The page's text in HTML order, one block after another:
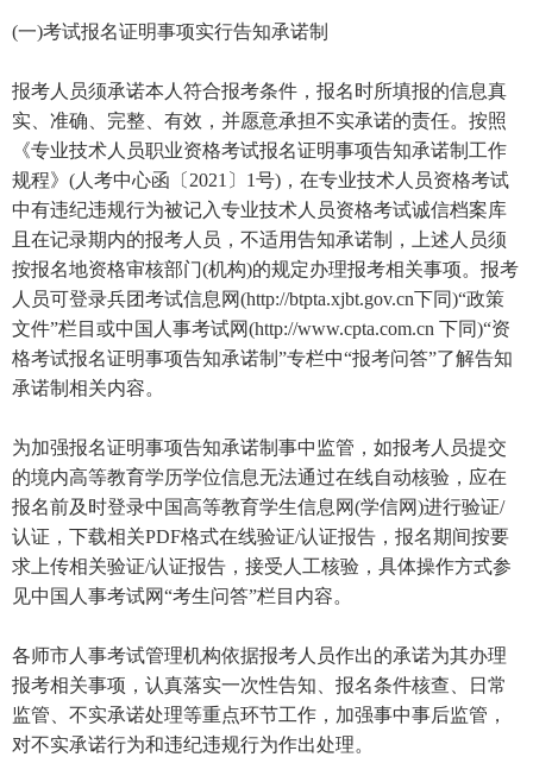
(一)考试报名证明事项实行告知承诺制
报考人员须承诺本人符合报考条件，报名时所填报的信息真
实、准确、完整、有效，并愿意承担不实承诺的责任。按照
《专业技术人员职业资格考试报名证明事项告知承诺制工作
规程》(人考中心函〔2021〕1号)，在专业技术人员资格考试
中有违纪违规行为被记入专业技术人员资格考试诚信档案库
且在记录期内的报考人员，不适用告知承诺制，上述人员须
按报名地资格审核部门(机构)的规定办理报考相关事项。报考
人员可登录兵团考试信息网(http://btpta.xjbt.gov.cn下同)“政策
文件”栏目或中国人事考试网(http://www.cpta.com.cn 下同)“资
格考试报名证明事项告知承诺制”专栏中“报考问答”了解告知
承诺制相关内容。
为加强报名证明事项告知承诺制事中监管，如报考人员提交
的境内高等教育学历学位信息无法通过在线自动核验，应在
报名前及时登录中国高等教育学生信息网(学信网)进行验证/
认证，下载相关PDF格式在线验证/认证报告，报名期间按要
求上传相关验证/认证报告，接受人工核验，具体操作方式参
见中国人事考试网“考生问答”栏目内容。
各师市人事考试管理机构依据报考人员作出的承诺为其办理
报考相关事项，认真落实一次性告知、报名条件核查、日常
监管、不实承诺处理等重点环节工作，加强事中事后监管，
对不实承诺行为和违纪违规行为作出处理。